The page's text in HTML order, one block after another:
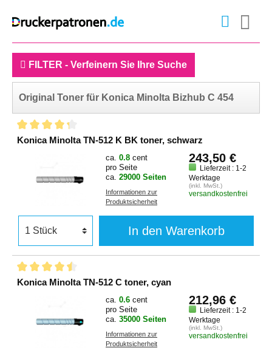
FILTER - Verfeinern Sie Ihre Suche
Original Toner für Konica Minolta Bizhub C 454
Konica Minolta TN-512 K BK toner, schwarz
ca. 0.8 cent
pro Seite
ca. 29000 Seiten
Informationen zur
Produktsicherheit
243,50 €
Lieferzeit : 1-2
Werktage
(inkl. MwSt.)
versandkostenfrei
In den Warenkorb
Konica Minolta TN-512 C toner, cyan
ca. 0.6 cent
pro Seite
ca. 35000 Seiten
Informationen zur
Produktsicherheit
212,96 €
Lieferzeit : 1-2
Werktage
(inkl. MwSt.)
versandkostenfrei